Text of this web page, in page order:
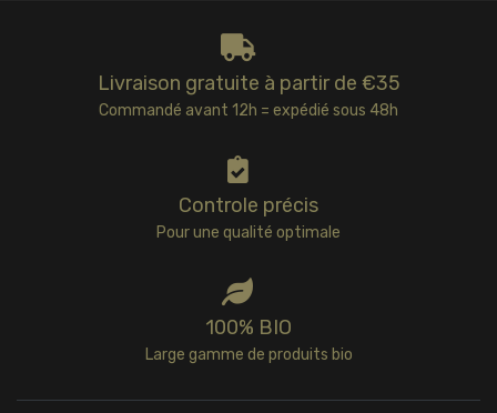
Livraison gratuite à partir de €35
Commandé avant 12h = expédié sous 48h
Controle précis
Pour une qualité optimale
100% BIO
Large gamme de produits bio